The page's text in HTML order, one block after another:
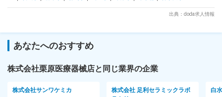
確に顧客のニーズに対応することができます。 ・東証プライ
ム上場のメディアスホールディングスのグループ会社です。業
出典：doda求人情報
あなたへのおすすめ
株式会社栗原医療器械店と同じ業界の企業
株式会社サンワケミカ
株式会社 足利セラミックラボ
白